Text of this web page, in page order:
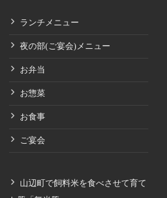
ランチメニュー
夜の部(ご宴会)メニュー
お弁当
お惣菜
お食事
ご宴会
山辺町で飼料米を食べさせて育て